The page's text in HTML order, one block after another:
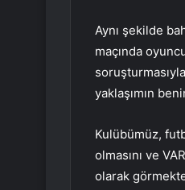
Aynı şekilde
maçında
yaklaşımın
Kulübümüz,
olmasını ve
olarak